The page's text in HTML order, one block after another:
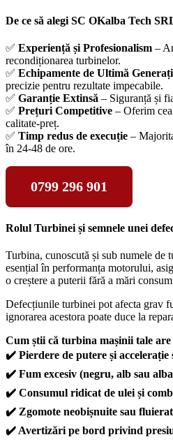
De ce să alegi SC OKalba Tech
✅ Experiență și Profesionalism –
recondiționarea turbinelor.
✅ Echipamente de Ultimă
precizie pentru rezultate impecabile.
✅ Garanție Extinsă – Siguranță și
✅ Prețuri Competitive – Oferim
calitate-preț.
✅ Timp redus de execuție –
în 24-48 de ore.
0799 296 901
Rolul Turbinei și semnele unei
Turbina, cunoscută și sub numele de
esențial în performanța motorului,
o creștere a puterii fără a mări
Defecțiunile turbinei pot afecta grav
ignorarea acestora poate duce la
Cum știi că turbina mașinii tale are
✔️ Pierdere de putere și accelerație
✔️ Fum excesiv (negru, alb sau
✔️ Consumul ridicat de ulei și
✔️ Zgomote neobișnuite sau
✔️ Avertizări pe bord privind